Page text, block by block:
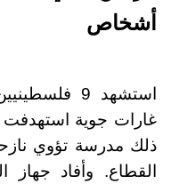
أشخاص
استشهد 9
غارات جوية
ذلك مدرسة تؤوي
القطاع. وأفاد جهاز